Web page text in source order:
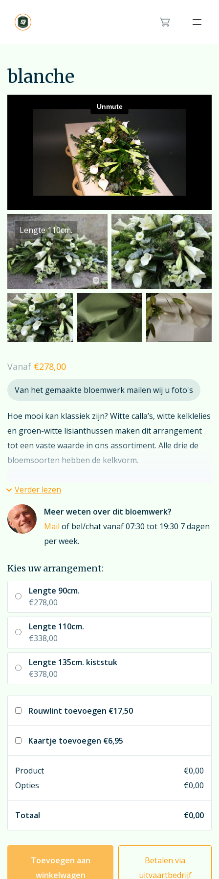
Het rouwboeket in hartvorm
Modern rouwbloemwerk
Orchidee rouwstuk
Van en voor kinderen rouwstuk
Feyenoord rouwstuk
Veldboeket
Over ons
Contact
Bestellen
blanche
Lengte 110cm.
Vanaf €278,00
Van het gemaakte bloemwerk mailen wij u foto's
Hoe mooi kan klassiek zijn? Witte calla’s, witte kelklelies
en groen-witte lisianthussen maken dit arrangement
tot een vaste waarde in ons assortiment. Alle drie de
bloemsoorten hebben de kelkvorm.
Overweegt u een (bedrukt) rouwlint? Denk dan eens
aan lichtgroen. U bereikt dan een zeer goede match
met de lisiantussen en lelie’s in het stuk. Maar
natuurlijk kan er veel meer; kijkt u hiervoor even bij
; u treft hier een reuzenkeuze aan linten.
Verder lezen
Meer weten over dit bloemwerk?
Mail of bel/chat vanaf 07:30 tot 19:30 7 dagen
per week.
Kies uw arrangement:
Lengte 90cm.
€278,00
Lengte 110cm.
€338,00
Lengte 135cm. kiststuk
€378,00
Rouwlint toevoegen €17,50
Kaartje toevoegen €6,95
Product €0,00
Opties
€0,00
Totaal €0,00
Toevoegen aan
winkelwagen
Betalen via
uitvaartbedrijf